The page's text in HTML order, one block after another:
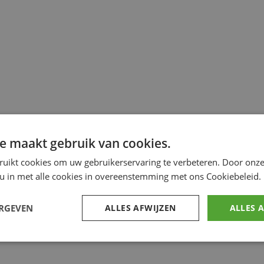
maakt gebruik van cookies.
cookies om uw gebruikerservaring te verbeteren. Door
in met alle cookies in overeenstemming met ons Cookiebeleid.
ALLES
ALLES AFWIJZEN